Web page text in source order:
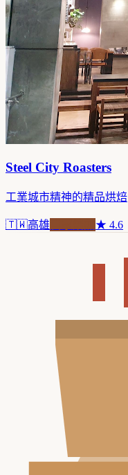
Steel City Roasters
工業城市精神的精品烘焙
🇹🇼高雄 ★ 4.6